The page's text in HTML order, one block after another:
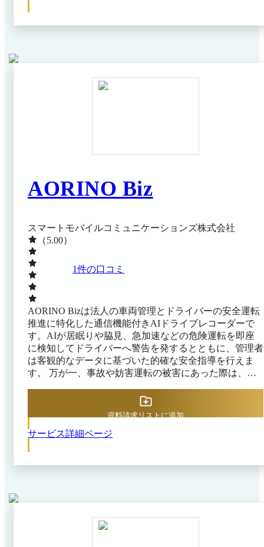
AORINO Biz
スマートモバイルコミュニケーションズ株式会社
（5.00）
1件の口コミ
AORINO Bizは法人の車両管理とドライバーの安全運転
推進に特化した通信機能付きAIドライブレコーダーで
す。AIが居眠りや脇見、急加速などの危険運転を即座
に検知してドライバーへ警告を発するとともに、管理者
は客観的なデータに基づいた的確な安全指導を行えま
す。 万が一、事故や妨害運転の被害にあった際は、緊
スピーカーでハンズフリー通話が可能です。利用には携
帯電話とのBluetooth接続が必要で、法人向けオプション
発信時には、緊急ボタン押下時点の前後20秒間の撮影動
社のフォークリフトでの安全管理から、地方自治体の道
サービス詳細ページ
資料請求リストに追加